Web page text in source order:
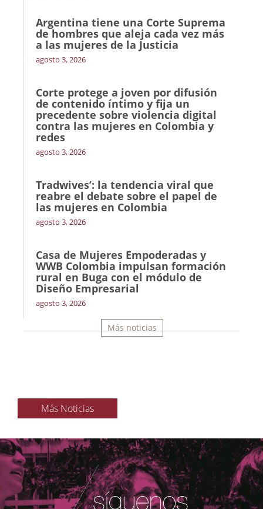
Argentina tiene una Corte Suprema
de hombres que aleja cada vez más
a las mujeres de la Justicia
agosto 3, 2026
Corte protege a joven por difusión
de contenido íntimo y fija un
precedente sobre violencia digital
contra las mujeres en Colombia y
redes
agosto 3, 2026
Tradwives’: la tendencia viral que
reabre el debate sobre el papel de
las mujeres en Colombia
agosto 3, 2026
Casa de Mujeres Empoderadas y
WWB Colombia impulsan formación
rural en Buga con el módulo de
Diseño Empresarial
agosto 3, 2026
Más noticias
Más Noticias